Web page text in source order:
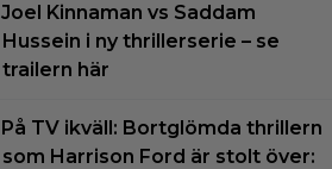
Joel Kinnaman vs Saddam
Hussein i ny thrillerserie – se
trailern här
På TV ikväll: Bortglömda thrillern
som Harrison Ford är stolt över: